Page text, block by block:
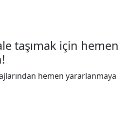
taşımak için hemen
hemen yararlanmaya